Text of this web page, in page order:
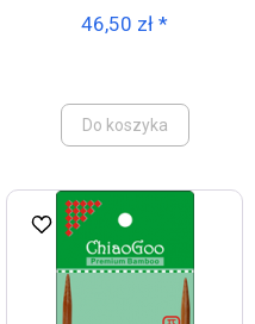
46,50 zł *
Do koszyka